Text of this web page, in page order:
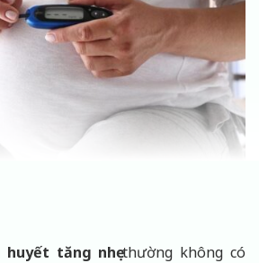
tăng nhẹthường không có